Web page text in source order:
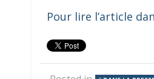
Pour lire l’article